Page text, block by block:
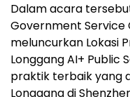
Dalam acara
Government Service
meluncurkan Lokasi
Longgang AI+ Public
praktik terbaik yang
Longgang di